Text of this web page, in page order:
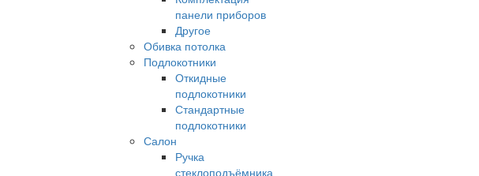
панели приборов
Другое
Обивка потолка
Подлокотники
Откидные
подлокотники
Стандартные
подлокотники
Салон
Ручка
стеклоподъёмника